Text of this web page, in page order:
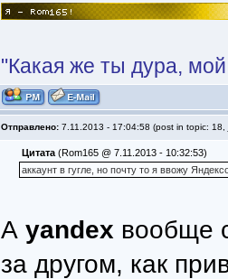
"Какая же ты дура,
Отправлено: 7.11.2013 - 17:04:58 (post in topic: 18,
Цитата(Rom165 @ 7.11.2013 - 10:32:53)
аккаунт в гугле, но почту то я ввожу
А yandex вообще
за другом, как